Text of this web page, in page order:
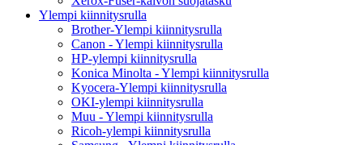
Ylempi kiinnitysrulla
Brother-Ylempi kiinnitysrulla
Canon - Ylempi kiinnitysrulla
HP-ylempi kiinnitysrulla
Konica Minolta - Ylempi kiinnitysrulla
Kyocera-Ylempi kiinnitysrulla
OKI-ylempi kiinnitysrulla
Muu - Ylempi kiinnitysrulla
Ricoh-ylempi kiinnitysrulla